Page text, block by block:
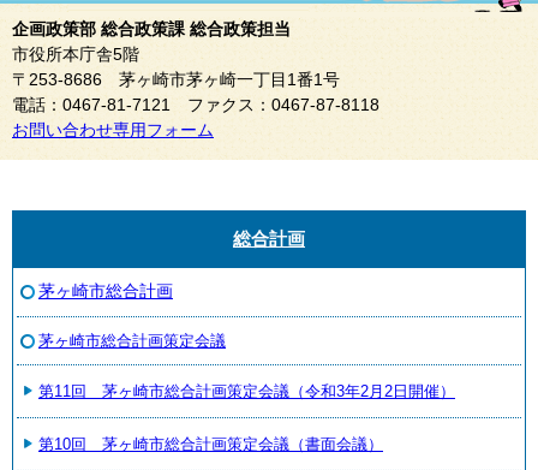
企画政策部 総合政策課 総合政策担当
市役所本庁舎5階
〒253-8686 茅ヶ崎市茅ヶ崎一丁目1番1号
電話：0467-81-7121 ファクス：0467-87-8118
お問い合わせ専用フォーム
総合計画
茅ヶ崎市総合計画
茅ヶ崎市総合計画策定会議
第11回 茅ヶ崎市総合計画策定会議（令和3年2月2日開催）
第10回 茅ヶ崎市総合計画策定会議（書面会議）